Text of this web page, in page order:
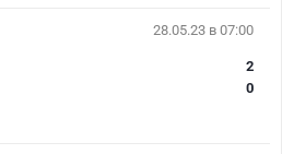
28.05.23 в 07:00
2
0